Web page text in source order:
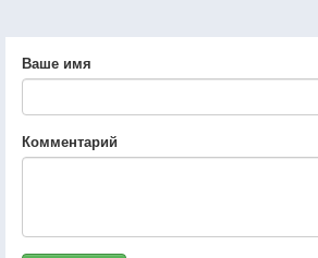
Ваше имя
Комментарий